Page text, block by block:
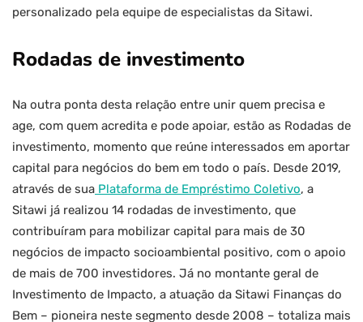
personalizado pela equipe de especialistas da Sitawi.
Rodadas de investimento
Na outra ponta desta relação entre unir quem precisa e
age, com quem acredita e pode apoiar, estão as Rodadas de
investimento, momento que reúne interessados em aportar
capital para negócios do bem em todo o país. Desde 2019,
através de sua Plataforma de Empréstimo Coletivo, a
Sitawi já realizou 14 rodadas de investimento, que
contribuíram para mobilizar capital para mais de 30
negócios de impacto socioambiental positivo, com o apoio
de mais de 700 investidores. Já no montante geral de
Investimento de Impacto, a atuação da Sitawi Finanças do
Bem – pioneira neste segmento desde 2008 – totaliza mais